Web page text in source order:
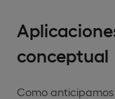
conceptual
Como